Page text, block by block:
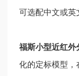
可选配中文或英
福斯小型近红外
化的定标模型，